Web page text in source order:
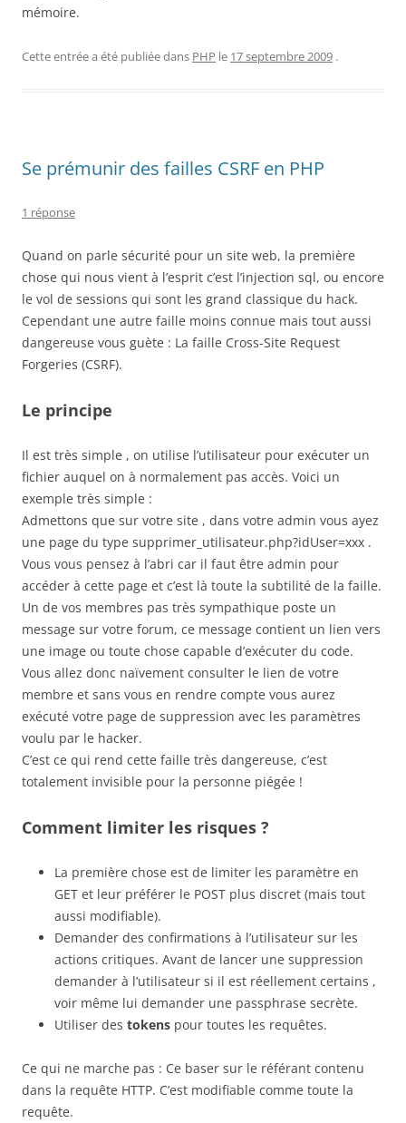
mémoire.
Cette entrée a été publiée dans PHP le 17 septembre 2009 .
Se prémunir des failles CSRF en PHP
1 réponse
Quand on parle sécurité pour un site web, la première
chose qui nous vient à l’esprit c’est l’injection sql, ou encore
le vol de sessions qui sont les grand classique du hack.
Cependant une autre faille moins connue mais tout aussi
dangereuse vous guète : La faille Cross-Site Request
Forgeries (CSRF).
Le principe
Il est très simple , on utilise l’utilisateur pour exécuter un
fichier auquel on à normalement pas accès. Voici un
exemple très simple :
Admettons que sur votre site , dans votre admin vous ayez
une page du type supprimer_utilisateur.php?idUser=xxx .
Vous vous pensez à l’abri car il faut être admin pour
accéder à cette page et c’est là toute la subtilité de la faille.
Un de vos membres pas très sympathique poste un
message sur votre forum, ce message contient un lien vers
une image ou toute chose capable d’exécuter du code.
Vous allez donc naïvement consulter le lien de votre
membre et sans vous en rendre compte vous aurez
exécuté votre page de suppression avec les paramètres
voulu par le hacker.
C’est ce qui rend cette faille très dangereuse, c’est
totalement invisible pour la personne piégée !
Comment limiter les risques ?
La première chose est de limiter les paramètre en
GET et leur préférer le POST plus discret (mais tout
aussi modifiable).
Demander des confirmations à l’utilisateur sur les
actions critiques. Avant de lancer une suppression
demander à l’utilisateur si il est réellement certains ,
voir même lui demander une passphrase secrète.
Utiliser des tokens pour toutes les requêtes.
Ce qui ne marche pas : Ce baser sur le référant contenu
dans la requête HTTP. C’est modifiable comme toute la
requête.